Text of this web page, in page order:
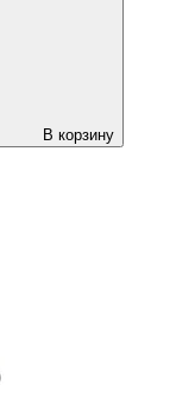
В корзину